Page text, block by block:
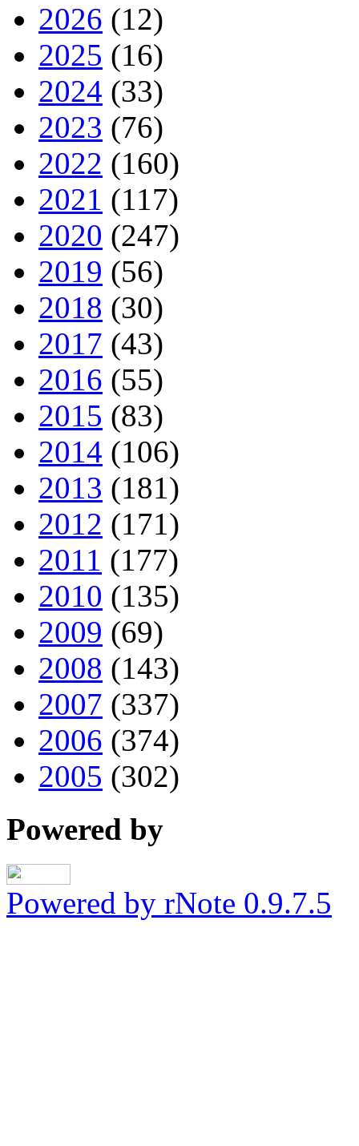
2026 (12)
2025 (16)
2024 (33)
2023 (76)
2022 (160)
2021 (117)
2020 (247)
2019 (56)
2018 (30)
2017 (43)
2016 (55)
2015 (83)
2014 (106)
2013 (181)
2012 (171)
2011 (177)
2010 (135)
2009 (69)
2008 (143)
2007 (337)
2006 (374)
2005 (302)
Powered by
Powered by rNote 0.9.7.5